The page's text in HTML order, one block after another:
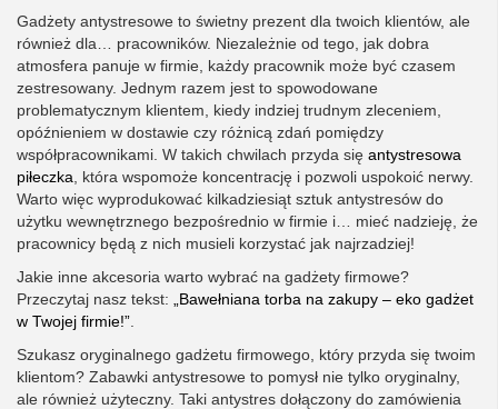
Gadżety antystresowe to świetny prezent dla twoich klientów, ale
również dla… pracowników. Niezależnie od tego, jak dobra
atmosfera panuje w firmie, każdy pracownik może być czasem
zestresowany. Jednym razem jest to spowodowane
problematycznym klientem, kiedy indziej trudnym zleceniem,
opóźnieniem w dostawie czy różnicą zdań pomiędzy
współpracownikami. W takich chwilach przyda się antystresowa
piłeczka , która wspomoże koncentrację i pozwoli uspokoić nerwy.
Warto więc wyprodukować kilkadziesiąt sztuk antystresów do
użytku wewnętrznego bezpośrednio w firmie i… mieć nadzieję, że
pracownicy będą z nich musieli korzystać jak najrzadziej!
Jakie inne akcesoria warto wybrać na gadżety firmowe?
Przeczytaj nasz tekst:
„Bawełniana torba na zakupy – eko gadżet
w Twojej firmie!”
Szukasz oryginalnego gadżetu firmowego, który przyda się twoim
klientom? Zabawki antystresowe to pomysł nie tylko oryginalny,
ale również użyteczny. Taki antystres dołączony do zamówienia